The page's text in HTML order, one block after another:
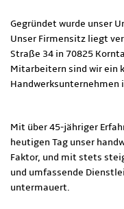
Gegründet wurde unser
Unser Firmensitz liegt
Straße 34 in 70825
Mitarbeitern sind wir ein
Mit über 45-jähriger
heutigen Tag unser
Faktor, und mit stets
und umfassende
untermauert.